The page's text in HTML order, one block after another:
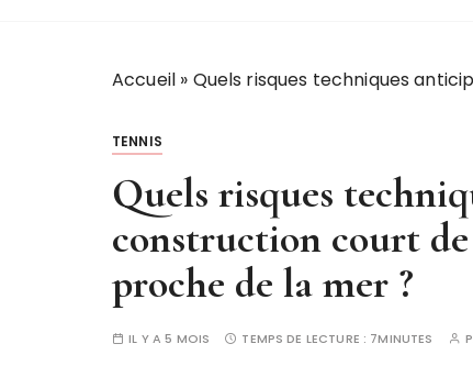
Accueil » Quels risques techniques
TENNIS
Quels risques
construction court
proche de la mer ?
IL Y A 5 MOIS TEMPS DE LECTURE : 7MINUTES